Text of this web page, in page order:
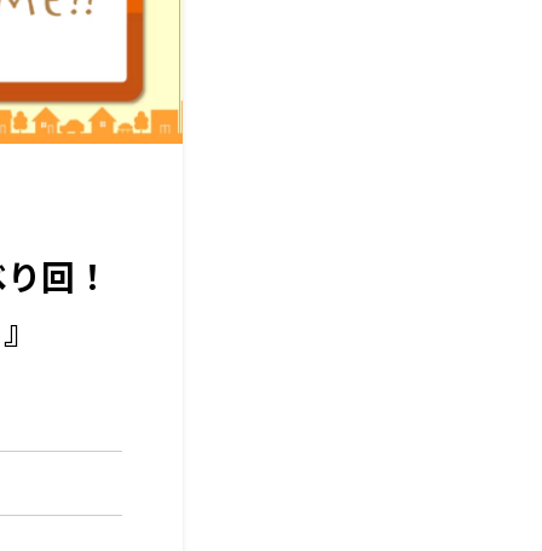
回！